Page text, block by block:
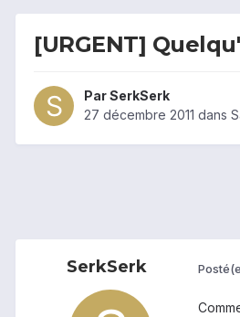
[URGENT]
ParSerkSerk
27 décembre 2011 dans
SerkSerk